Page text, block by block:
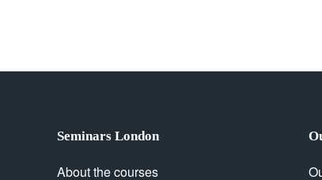
Seminars London
About the courses